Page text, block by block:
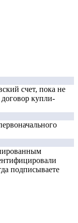
счет, пока не
купли-
подписываете